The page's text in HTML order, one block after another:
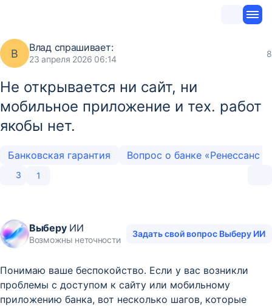
В Владспрашивает:
23 апреля 2026 06:14
8
Не открывается ни сайт, ни
мобильное приложение и тех. работ
якобы нет.
Банковская гарантия Вопрос о банке «Ренессанс
3 1
ВыберуИИ
Возможны неточности
Задать свой вопрос Выберу ИИ
Понимаю ваше беспокойство. Если у вас возникли
проблемы с доступом к сайту или мобильному
приложению банка, вот несколько шагов, которые